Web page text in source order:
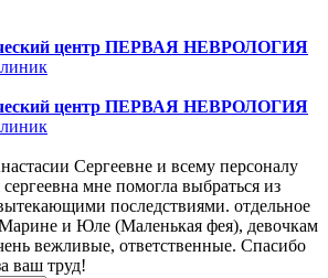
центр ПЕРВАЯ НЕВРОЛОГИЯ
центр ПЕРВАЯ НЕВРОЛОГИЯ
Сергеевне и всему персоналу
мне помогла выбраться из
последствиями. отдельное
и Юле (Маленькая фея), девочкам
вежливые, ответственные. Спасибо
ваш труд!